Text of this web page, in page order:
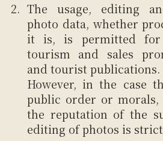
The usage, editing
photo data, whether
it is, is permitted
tourism and sales
and tourist publications.
However, in the case
public order or morals,
the reputation of the
editing of photos is